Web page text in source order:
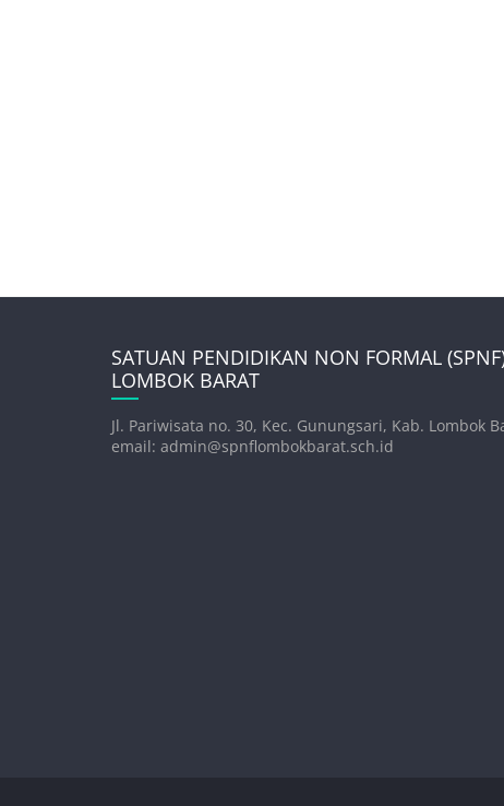
SATUAN PENDIDIKAN NON FORMAL
LOMBOK BARAT
Jl. Pariwisata no. 30, Kec. Gunungsari, Kab. Lombok
email: admin@spnflombokbarat.sch.id